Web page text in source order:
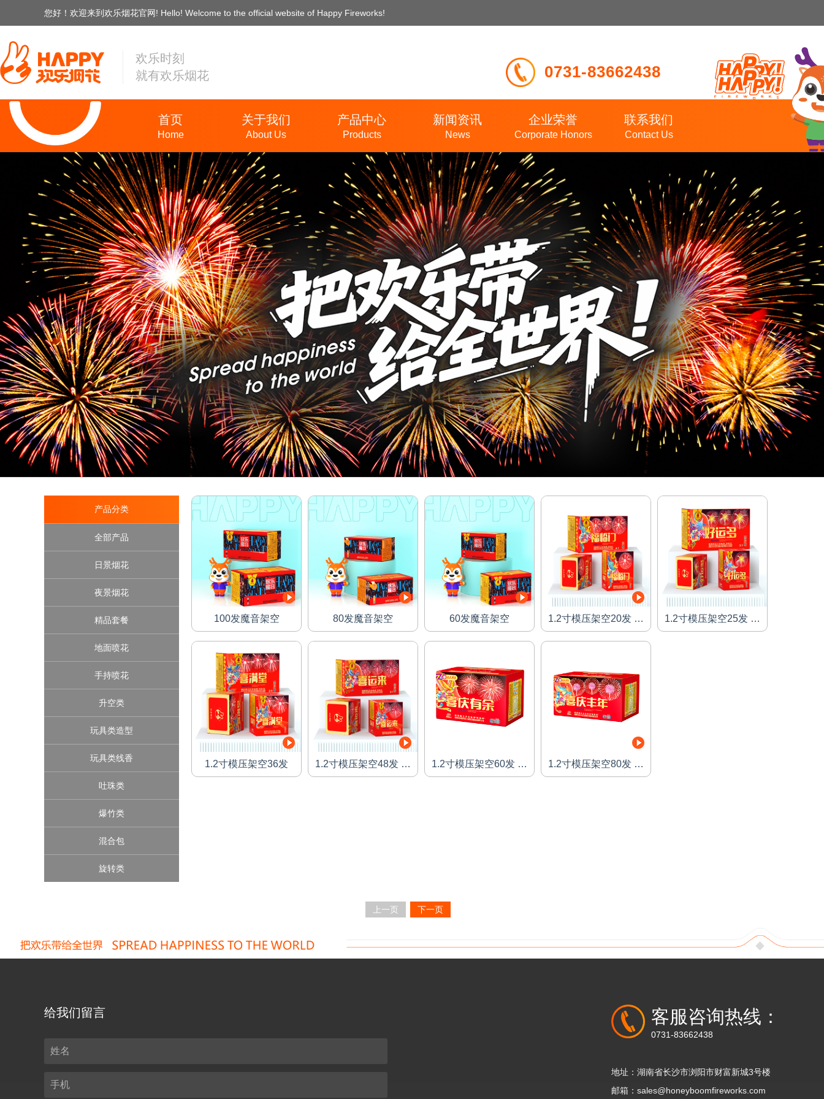
您好！欢迎来到欢乐烟花官网! Hello! Welcome to the official website of Happy Fireworks!
欢乐时刻
就有欢乐烟花
0731-83662438
首页
Home
关于我们
About Us
产品中心
Products
新闻资讯
News
企业荣誉
Corporate Honors
联系我们
Contact Us
产品分类
全部产品
日景烟花
夜景烟花
精品套餐
地面喷花
手持喷花
升空类
玩具类造型
玩具类线香
吐珠类
爆竹类
混合包
旋转类
100发魔音架空
100发魔音架空
查看详情
80发魔音架空
80发魔音架空
查看详情
60发魔音架空
60发魔音架空
查看详情
1.2寸模压架空20发 财
福临门
1.2寸模压架空20发 财福临
查看详情
1.2寸模压架空25发 福
运旺
1.2寸模压架空36发
1.2寸模压架空48发 大
喜大富
1.2寸模压架空60发 喜
庆有余
1.2寸模压架空80发 喜
庆丰年
上一页 下一页
给我们留言 客服咨询热线：
0731-83662438
地址：湖南省长沙市浏阳市财富新城3号楼
邮箱：sales@honeyboomfireworks.com